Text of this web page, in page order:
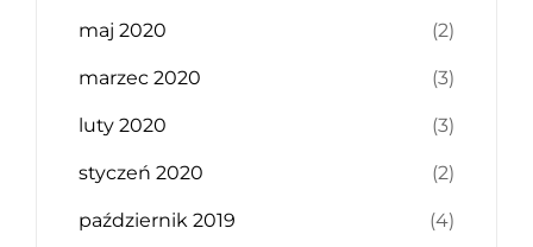
maj 2020 (2)
marzec 2020 (3)
luty 2020 (3)
styczeń 2020 (2)
październik 2019 (4)